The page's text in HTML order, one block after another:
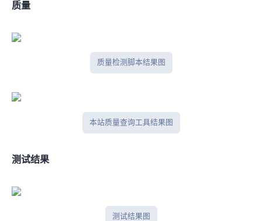
IPV6质量
IP质量检测脚本结果图
本站IP质量查询工具结果图
IPlark测试结果
iplark测试结果图